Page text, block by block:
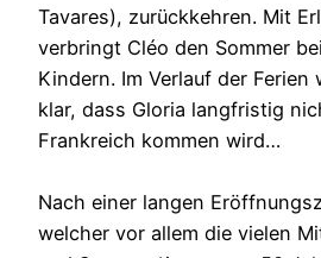
Tavares), zurückkehren. Mit
verbringt Cléo den Sommer
Kindern. Im Verlauf der Ferien
klar, dass Gloria langfristig
Frankreich kommen wird…
Nach einer langen
welcher vor allem die vielen